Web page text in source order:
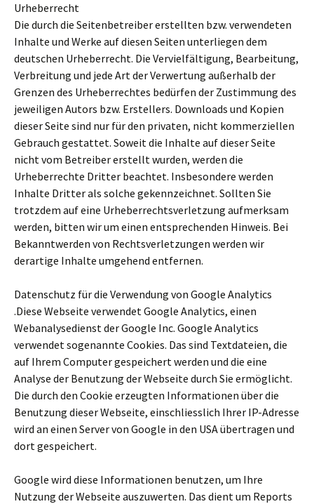
Urheberrecht
Die durch die Seitenbetreiber erstellten bzw. verwendeten
Inhalte und Werke auf diesen Seiten unterliegen dem
deutschen Urheberrecht. Die Vervielfältigung, Bearbeitung,
Verbreitung und jede Art der Verwertung außerhalb der
Grenzen des Urheberrechtes bedürfen der Zustimmung des
jeweiligen Autors bzw. Erstellers. Downloads und Kopien
dieser Seite sind nur für den privaten, nicht kommerziellen
Gebrauch gestattet. Soweit die Inhalte auf dieser Seite
nicht vom Betreiber erstellt wurden, werden die
Urheberrechte Dritter beachtet. Insbesondere werden
Inhalte Dritter als solche gekennzeichnet. Sollten Sie
trotzdem auf eine Urheberrechtsverletzung aufmerksam
werden, bitten wir um einen entsprechenden Hinweis. Bei
Bekanntwerden von Rechtsverletzungen werden wir
derartige Inhalte umgehend entfernen.
Datenschutz für die Verwendung von Google Analytics
.Diese Webseite verwendet Google Analytics, einen
Webanalysedienst der Google Inc. Google Analytics
verwendet sogenannte Cookies. Das sind Textdateien, die
auf Ihrem Computer gespeichert werden und die eine
Analyse der Benutzung der Webseite durch Sie ermöglicht.
Die durch den Cookie erzeugten Informationen über die
Benutzung dieser Webseite, einschliesslich Ihrer IP-Adresse
wird an einen Server von Google in den USA übertragen und
dort gespeichert.
Google wird diese Informationen benutzen, um Ihre
Nutzung der Webseite auszuwerten. Das dient um Reports